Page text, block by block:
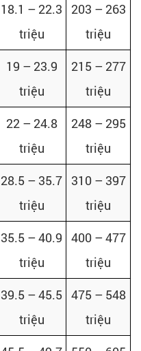
18.1 – 22.3
triệu
203 – 263
triệu
19 – 23.9
triệu
215 – 277
triệu
22 – 24.8
triệu
248 – 295
triệu
28.5 – 35.7
triệu
310 – 397
triệu
35.5 – 40.9
triệu
400 – 477
triệu
39.5 – 45.5
triệu
475 – 548
triệu